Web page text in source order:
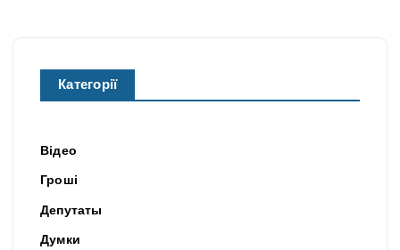
Категорії
Відео
Гроші
Депутаты
Думки